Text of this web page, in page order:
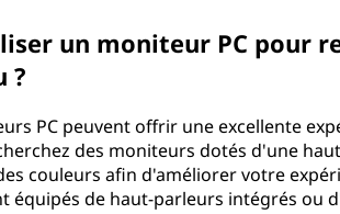
un moniteur PC pour
?
PC peuvent offrir une excellente
des moniteurs dotés d'une
couleurs afin d'améliorer votre
équipés de haut-parleurs intégrés ou